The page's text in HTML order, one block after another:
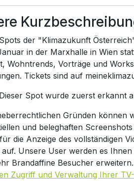
der "Klimazukunft
in der Marxhalle in Wien
Wohntrends, Vorträge und
Tickets sind auf
Spot wurde zuerst erkannt
Gründen können
und beleghaften
die Anzeige des vollständigen
auf. Unsere User werden es
Brandaffine Besucher
Zugriff und Verwaltung Ihrer